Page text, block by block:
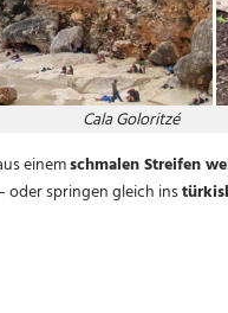
Cala Goloritzé
einemschmalen Streifen
oder springen gleich ins